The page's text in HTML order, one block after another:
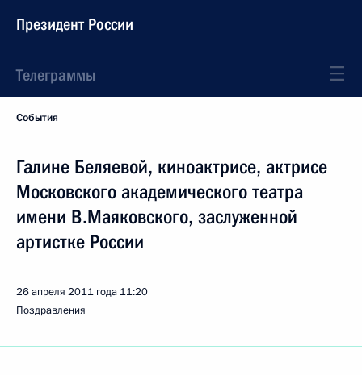
Президент России
Телеграммы
События
Галине Беляевой, киноактрисе, актрисе
Московского академического театра
имени В.Маяковского, заслуженной
артистке России
26 апреля 2011 года 11:20
Поздравления